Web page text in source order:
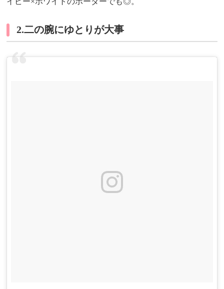
2.二の腕にゆとりが大事